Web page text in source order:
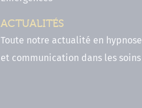
ACTUALITÉS
Toute notre actualité en hypnose
et communication dans les soins